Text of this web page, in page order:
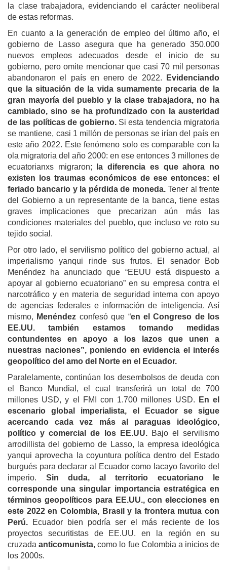
la clase trabajadora, evidenciando el carácter neoliberal
de estas reformas.
En cuanto a la generación de empleo del último año, el
gobierno de Lasso asegura que ha generado 350.000
nuevos empleos adecuados desde el inicio de su
gobierno, pero omite mencionar que casi 70 mil personas
abandonaron el país en enero de 2022.
Evidenciando
que la situación de la vida sumamente precaria de la
gran mayoría del pueblo y la clase trabajadora, no ha
cambiado, sino se ha profundizado con la austeridad
de las políticas de gobierno.Si esta tendencia migratoria
se mantiene, casi 1 millón de personas se irían del país en
este año 2022. Este fenómeno solo es comparable con la
ola migratoria del año 2000: en ese entonces 3 millones de
ecuatorianxs migraron;
la diferencia es que ahora no
existen los traumas económicos de ese entonces: el
feriado bancario y la pérdida de moneda.Tener al frente
del Gobierno a un representante de la banca, tiene estas
graves implicaciones que precarizan aún más las
condiciones materiales del pueblo, que incluso ve roto su
tejido social.
Por otro lado, el servilismo político del gobierno actual, al
imperialismo yanqui rinde sus frutos. El senador Bob
Menéndez ha anunciado que “EEUU está dispuesto a
apoyar al gobierno ecuatoriano” en su empresa contra el
narcotráfico y en materia de seguridad interna con apoyo
de agencias federales e información de inteligencia. Así
mismo, Menéndez confesó que “en el Congreso de los
EE.UU. también estamos tomando medidas
contundentes en apoyo a los lazos que unen a
nuestras naciones”, poniendo en evidencia el interés
geopolítico del amo del Norte en el Ecuador.
Paralelamente, continúan los desembolsos de deuda con
el Banco Mundial, el cual transferirá un total de 700
millones USD, y el FMI con 1.700 millones USD.
En el
escenario global imperialista, el Ecuador se sigue
acercando cada vez más al paraguas ideológico,
político y comercial de los EE.UU.Bajo el servilismo
arrodillista del gobierno de Lasso, la empresa ideológica
yanqui aprovecha la coyuntura política dentro del Estado
burgués para declarar al Ecuador como lacayo favorito del
imperio. Sin duda, al territorio ecuatoriano le
corresponde una singular importancia estratégica en
términos geopolíticos para EE.UU., con elecciones en
este 2022 en Colombia, Brasil y la frontera mutua con
Perú. Ecuador bien podría ser el más reciente de los
proyectos securitistas de EE.UU. en la región en su
cruzadaanticomunista, como lo fue Colombia a inicios de
los 2000s.